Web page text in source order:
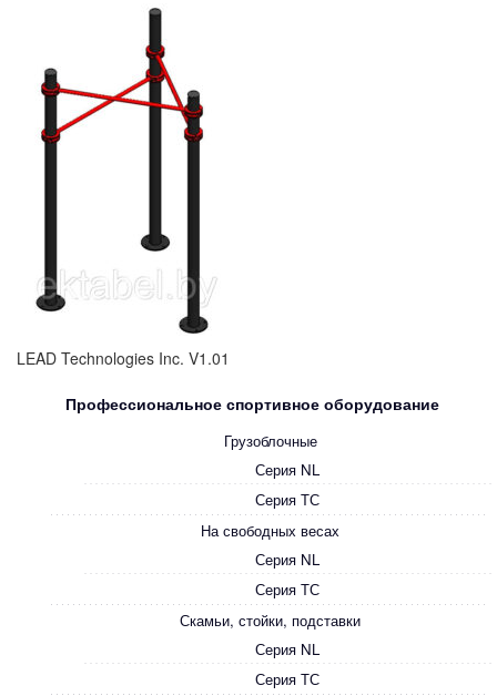
Профессиональное спортивное оборудование
Грузоблочные
Серия NL
Серия ТС
На свободных весах
Серия NL
Серия ТС
Скамьи, стойки, подставки
Серия NL
Серия ТС
LEAD Technologies Inc. V1.01